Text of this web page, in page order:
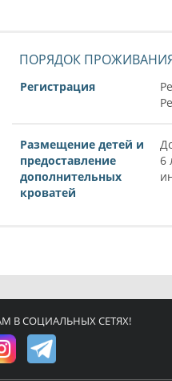
ПОРЯДОК
Регистрация
Размещение детей и
предоставление
дополнительных
кроватей
6
В СОЦИАЛЬНЫХ СЕТЯХ!